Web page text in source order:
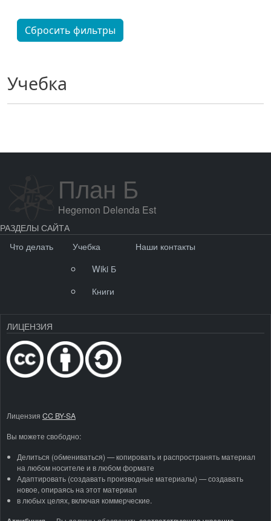
Учебка
Сбросить фильтры
План Б
Hegemon Delenda Est
РАЗДЕЛЫ САЙТА
Что делать
Учебка
Wiki Б
Книги
Наши контакты
ЛИЦЕНЗИЯ
Лицензия CC BY-SA
Вы можете свободно:
Делиться (обмениваться) — копировать и распространять материал
на любом носителе и в любом формате
Адаптировать (создавать производные материалы) — создавать
новое, опираясь на этот материал
в любых целях, включая коммерческие.